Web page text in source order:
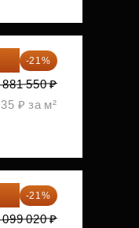
-21%
881 550 ₽
₽ за м²
-21%
099 020 ₽